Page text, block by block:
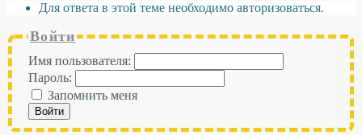
Для ответа в этой теме необходимо авторизоваться.
Войти
Имя пользователя:
Пароль:
Запомнить меня
Войти